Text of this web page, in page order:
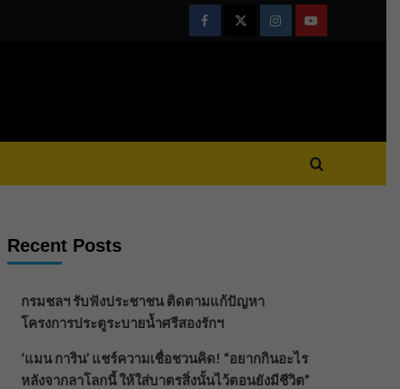
FacebookTwitterInstagramYoutube
Recent Posts
กรมชลฯ รับฟังประชาชน ติดตามแก้ปัญหา
โครงการประตูระบายน้ำศรีสองรักฯ
‘แมน การิน’ แชร์ความเชื่อชวนคิด! “อยากกินอะไร
หลังจากลาโลกนี้ ให้ใส่บาตรสิ่งนั้นไว้ตอนยังมีชีวิต”